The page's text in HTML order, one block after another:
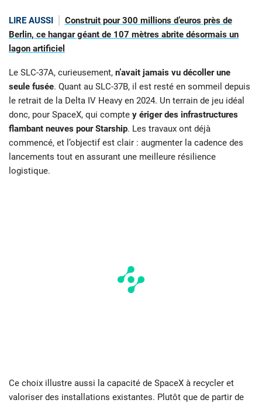
LIRE AUSSI
Construit pour 300 millions d’euros près de
Berlin, ce hangar géant de 107 mètres abrite désormais un
lagon artificiel
Le SLC-37A, curieusement, n’avait jamais vu décoller une
seule fusée. Quant au SLC-37B, il est resté en sommeil depuis
le retrait de la Delta IV Heavy en 2024. Un terrain de jeu idéal
donc, pour SpaceX, qui compte y ériger des infrastructures
flambant neuves pour Starship. Les travaux ont déjà
commencé, et l’objectif est clair : augmenter la cadence des
lancements tout en assurant une meilleure résilience
logistique.
Ce choix illustre aussi la capacité de SpaceX à recycler et
valoriser des installations existantes. Plutôt que de partir de